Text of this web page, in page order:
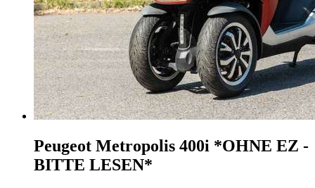
Peugeot Metropolis 400i *OHNE EZ -
BITTE LESEN*